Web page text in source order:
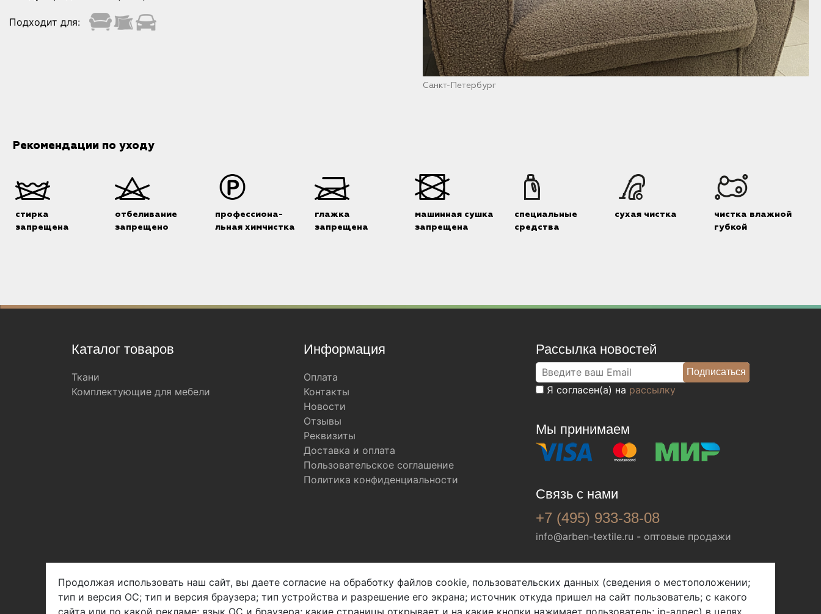
Подходит для:
Санкт-Петербург
Рекомендации по уходу
стирка
запрещена
отбеливание
запрещено
профессиона-
льная химчистка
глажка
запрещена
машинная сушка
запрещена
специальные
средства
сухая чистка
чистка влажной
губкой
Каталог товаров
Ткани
Комплектующие для мебели
Информация
Оплата
Контакты
Новости
Отзывы
Реквизиты
Доставка и оплата
Пользовательское соглашение
Политика конфиденциальности
Рассылка новостей
Я согласен(а) на рассылку
Мы принимаем
Связь с нами
+7 (495) 933-38-08
info@arben-textile.ru - оптовые продажи
Арбен текстиль г. Щелково, пер.
Мы в соц. сетях
Продолжая использовать наш сайт, вы даете согласие на обработку файлов cookie, пользовательских данных (сведения о местоположении;
тип и версия ОС; тип и версия браузера; тип устройства и разрешение его экрана; источник откуда пришел на сайт пользователь; с какого
сайта или по какой рекламе; язык ОС и браузера; какие страницы открывает и на какие кнопки нажимает пользователь; ip-адрес) в целях